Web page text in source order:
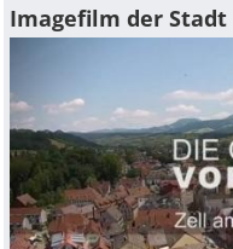
Imagefilm der